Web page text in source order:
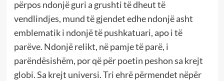
përpos ndonjë guri a grushti të dheut të
vendlindjes, mund të gjendet edhe ndonjë asht
emblematik i ndonjë të pushkatuari, apo i të
parëve. Ndonjë relikt, në pamje të parë, i
parëndësishëm, por që për poetin peshon sa krejt
globi. Sa krejt universi. Tri ehrë përmendet nëpër